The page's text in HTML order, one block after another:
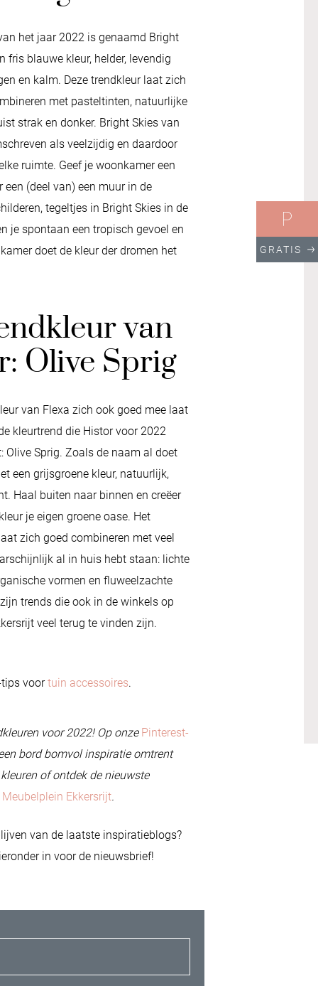
het jaar 2022 is genaamd Bright
fris blauwe kleur, helder, levendig
en kalm. Deze trendkleur laat zich
met pasteltinten, natuurlijke
strak en donker. Bright Skies van
als veelzijdig en daardoor
ruimte. Geef je woonkamer een
een (deel van) een muur in de
tegeltjes in Bright Skies in de
je spontaan een tropisch gevoel en
doet de kleur der dromen het
van
Olive Sprig
van Flexa zich ook goed mee laat
kleurtrend die Histor voor 2022
Olive Sprig. Zoals de naam al doet
een grijsgroene kleur, natuurlijk,
Haal buiten naar binnen en creëer
je eigen groene oase. Het
zich goed combineren met veel
al in huis hebt staan: lichte
vormen en fluweelzachte
trends die ook in de winkels op
veel terug te vinden zijn.
voortuin accessoires.
voor 2022! Op onze Pinterest-
bord bomvol inspiratie omtrent
of ontdek de nieuwste
Ekkersrijt
van de laatste inspiratieblogs?
in voor de nieuwsbrief!
GRATIS